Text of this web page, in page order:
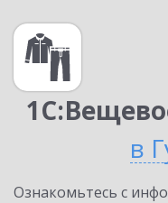
в
Ознакомьтесь с